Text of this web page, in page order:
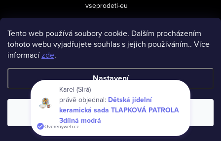
Tento web používá soubory cookie. Dalším procházením
tohoto webu vyjadřujete souhlas s jejich používáním.. Více
informacízde.
Nastavení
Souhlasím
vseprodeti-eu
Copyright 2026www.vseprodeti.eu. Všechna práva vyhrazena.
Karel (Sirá)
právě objednal: Dětská jídelní
keramická sada TLAPKOVÁ PATROLA
3dílná modrá
Overenyweb.cz